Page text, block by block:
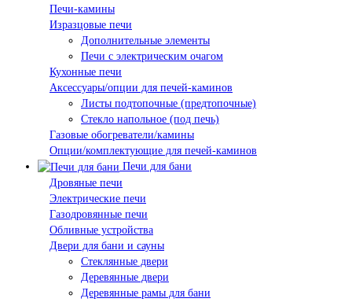
Печи-камины
Изразцовые печи
Дополнительные элементы
Печи с электрическим очагом
Кухонные печи
Аксессуары/опции для печей-каминов
Листы подтопочные (предтопочные)
Стекло напольное (под печь)
Газовые обогреватели/камины
Опции/комплектующие для печей-каминов
Печи для бани
Дровяные печи
Электрические печи
Газодровянные печи
Обливные устройства
Двери для бани и сауны
Стеклянные двери
Деревянные двери
Деревянные рамы для бани